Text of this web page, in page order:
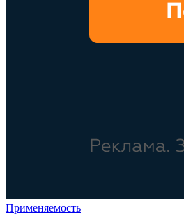
Применяемость